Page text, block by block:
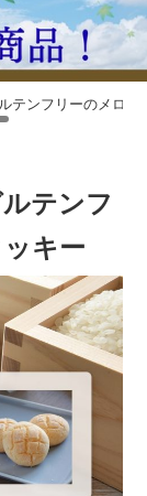
テンフリーのメロ
テンフ
キー